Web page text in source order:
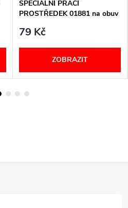
SPECIÁLNÍ PRACÍ
PROSTŘEDEK 01881 na obuv
79 Kč
ZOBRAZIT